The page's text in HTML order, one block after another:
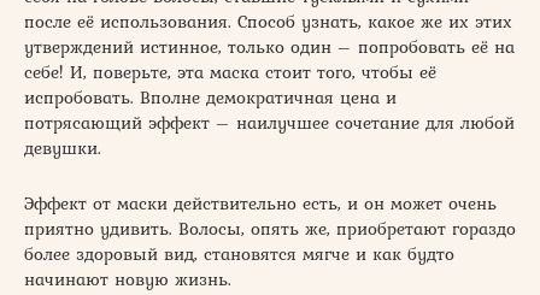
после её использования. Способ узнать, какое же их этих
утверждений истинное, только один – попробовать её на
себе! И, поверьте, эта маска стоит того, чтобы её
испробовать. Вполне демократичная цена и
потрясающий эффект – наилучшее сочетание для любой
девушки.
Эффект от маски действительно есть, и он может очень
приятно удивить. Волосы, опять же, приобретают гораздо
более здоровый вид, становятся мягче и как будто
начинают новую жизнь.